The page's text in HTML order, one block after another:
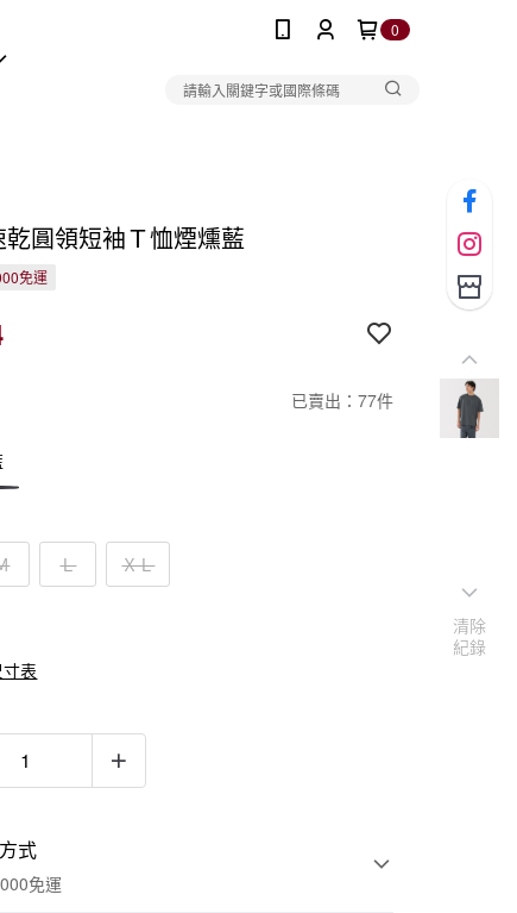
0
圓領短袖Ｔ恤煙燻藍
免運
已賣出：77件
Ｌ ＸＬ
表
式
免運
清除
紀錄